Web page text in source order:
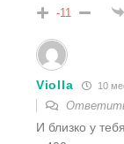
-11
Violla 10
И близко у